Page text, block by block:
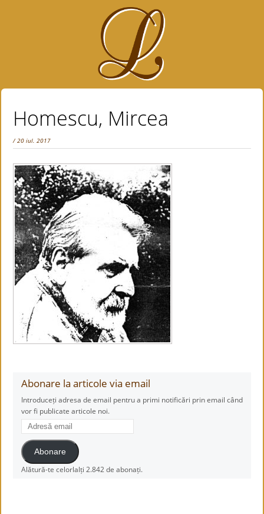
Homescu, Mircea
/ 20 iul. 2017
Abonare la articole via email
Introduceți adresa de email pentru a primi notificări prin email când
vor fi publicate articole noi.
Adresă
email
Abonare
Alătură-te celorlalți 2.842 de abonați.